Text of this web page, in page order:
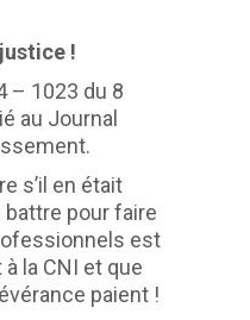
!
– 1023 du 8
au Journal
s’il en était
pour faire
est
la CNI et que
paient !